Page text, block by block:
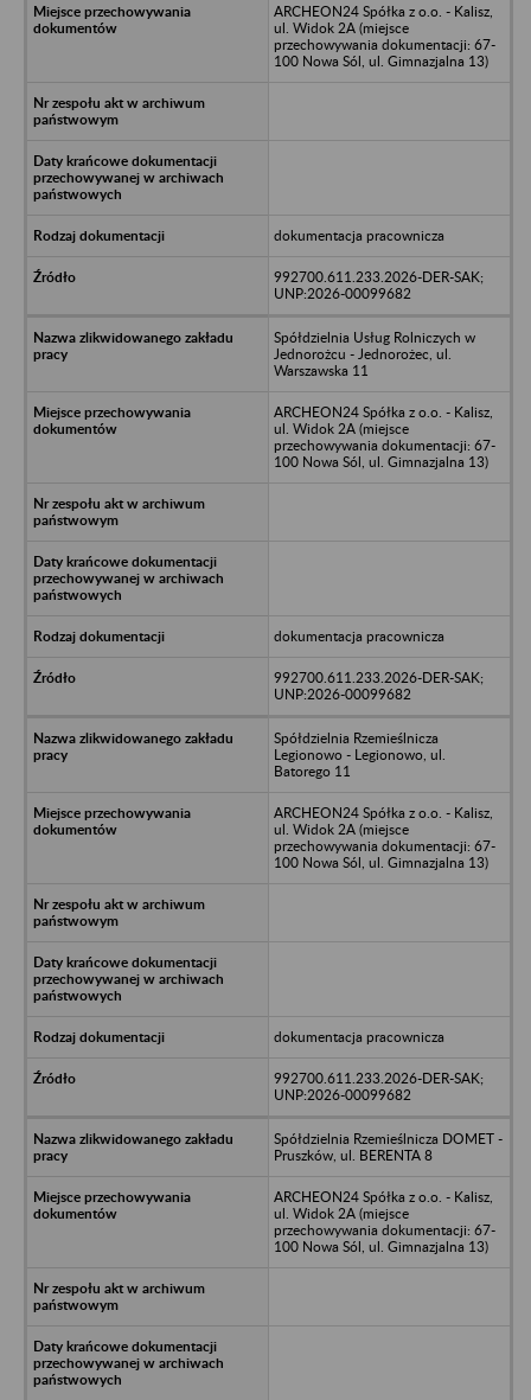
ARCHEON24 Spółka z o.o. - Kalisz,
ul. Widok 2A (miejsce
przechowywania dokumentacji: 67-
100 Nowa Sól, ul. Gimnazjalna 13)
dokumentacja pracownicza
992700.611.233.2026-DER-SAK;
UNP:2026-00099682
Spółdzielnia Usług Rolniczych w
Jednorożcu - Jednorożec, ul.
Warszawska 11
ARCHEON24 Spółka z o.o. - Kalisz,
ul. Widok 2A (miejsce
przechowywania dokumentacji: 67-
100 Nowa Sól, ul. Gimnazjalna 13)
dokumentacja pracownicza
992700.611.233.2026-DER-SAK;
UNP:2026-00099682
Spółdzielnia Rzemieślnicza
Legionowo - Legionowo, ul.
Batorego 11
ARCHEON24 Spółka z o.o. - Kalisz,
ul. Widok 2A (miejsce
przechowywania dokumentacji: 67-
100 Nowa Sól, ul. Gimnazjalna 13)
dokumentacja pracownicza
992700.611.233.2026-DER-SAK;
UNP:2026-00099682
Spółdzielnia Rzemieślnicza DOMET -
Pruszków, ul. BERENTA 8
ARCHEON24 Spółka z o.o. - Kalisz,
ul. Widok 2A (miejsce
przechowywania dokumentacji: 67-
100 Nowa Sól, ul. Gimnazjalna 13)